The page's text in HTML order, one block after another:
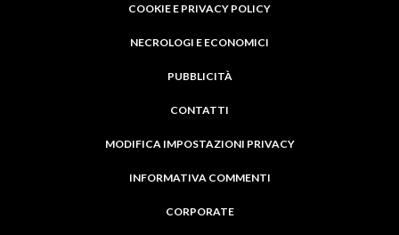
COOKIE E PRIVACY POLICY
NECROLOGI E ECONOMICI
PUBBLICITÀ
CONTATTI
MODIFICA IMPOSTAZIONI PRIVACY
INFORMATIVA COMMENTI
CORPORATE